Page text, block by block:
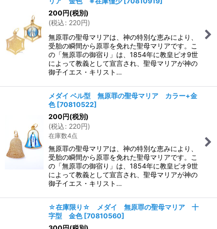
200円(税別)
(税込: 220円)
無原罪の聖母マリアは、神の特別な恵みにより、
受胎の瞬間から原罪を免れた聖母マリアです。こ
の「無原罪の御宿り」は、1854年に教皇ピオ9世
によって教義として宣言され、聖母マリアが神の
御子イエス・キリスト…
メダイ ベル型 無原罪の聖母マリア カラー+金
色 [70810522]
200円(税別)
(税込: 220円)
在庫数4点
無原罪の聖母マリアは、神の特別な恵みにより、
受胎の瞬間から原罪を免れた聖母マリアです。こ
の「無原罪の御宿り」は、1854年に教皇ピオ9世
によって教義として宣言され、聖母マリアが神の
御子イエス・キリスト…
☆在庫限り☆ メダイ 無原罪の聖母マリア 十
字型 金色 [70810560]